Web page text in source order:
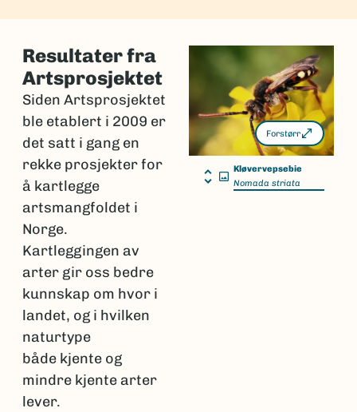
Forstørr
Kløvervepsebie
Nomada striata
Resultater fra
Artsprosjektet
Siden Artsprosjektet
ble etablert i 2009 er
det satt i gang en
rekke prosjekter for
å kartlegge
artsmangfoldet i
Norge.
Kartleggingen av
arter gir oss bedre
kunnskap om hvor i
landet, og i hvilken
naturtype
både kjente og
mindre kjente arter
lever.